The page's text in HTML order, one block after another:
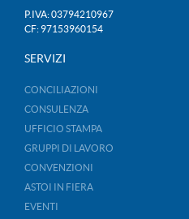
P.IVA: 03794210967
CF: 97153960154
SERVIZI
CONCILIAZIONI
CONSULENZA
UFFICIO STAMPA
GRUPPI DI LAVORO
CONVENZIONI
ASTOI IN FIERA
EVENTI